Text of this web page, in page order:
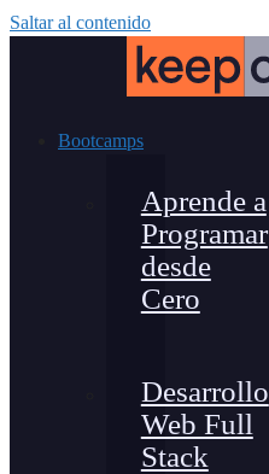
Saltar al contenido
Bootcamps
Aprende a
Programar
desde
Cero
Desarrollo
Web Full
Stack